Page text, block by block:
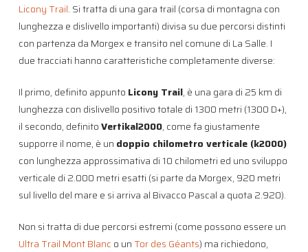
Licony Trail. Si tratta di una gara trail (corsa di montagna con
lunghezza e dislivello importanti) divisa su due percorsi distinti
con partenza da Morgex e transito nel comune di La Salle. I
due tracciati hanno caratteristiche completamente diverse:
Il primo, definito appunto Licony Trail, è una gara di 25 km di
lunghezza con dislivello positivo totale di 1300 metri (1300 D+),
il secondo, definitoVertikal2000, come fa giustamente
supporre il nome, è un doppio chilometro verticale (k2000)
con lunghezza approssimativa di 10 chilometri ed uno sviluppo
verticale di 2.000 metri esatti (si parte da Morgex, 920 metri
sul livello del mare e si arriva al Bivacco Pascal a quota 2.920).
Non si tratta di due percorsi estremi (come possono essere un
Ultra Trail Mont Blanc o un Tor des Géants) ma richiedono,